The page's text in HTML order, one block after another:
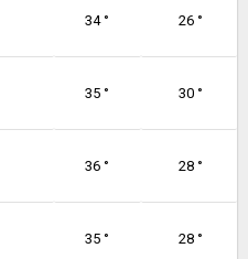
34 ° 26 °
35 ° 30 °
36 ° 28 °
35 ° 28 °